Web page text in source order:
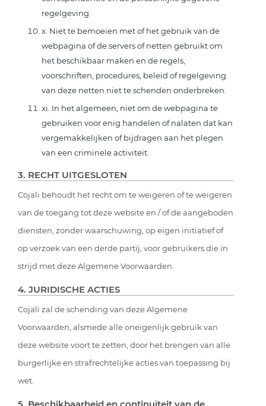
regelgeving.
x. Niet te bemoeien met of het gebruik van de
webpagina of de servers of netten gebruikt om
het beschikbaar maken en de regels,
voorschriften, procedures, beleid of regelgeving
van deze netten niet te schenden onderbreken.
xi. In het algemeen, niet om de webpagina te
gebruiken voor enig handelen of nalaten dat kan
vergemakkelijken of bijdragen aan het plegen
van een criminele activiteit.
3. RECHT UITGESLOTEN
Cojali behoudt het recht om te weigeren of te weigeren
van de toegang tot deze website en / of de aangeboden
diensten, zonder waarschuwing, op eigen initiatief of
op verzoek van een derde partij, voor gebruikers die in
strijd met deze Algemene Voorwaarden.
4. JURIDISCHE ACTIES
Cojali zal de schending van deze Algemene
Voorwaarden, alsmede alle oneigenlijk gebruik van
deze website voort te zetten, door het brengen van alle
burgerlijke en strafrechtelijke acties van toepassing bij
wet.